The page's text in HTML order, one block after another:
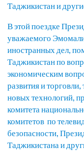
Таджикистан и
В этой поездке
уважаемого
иностранных дел,
Таджикистан по
экономическим
развития и
новых технологий,
комитета
комитетов по
безопасности,
Таджикистана и